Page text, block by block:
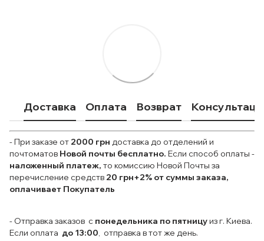
Доставка Оплата Возврат
- При заказе от 2000 грн доставка до отделений и
почтоматов Новой почты бесплатно. Если способ оплаты -
наложенный платеж, то комиссию Новой Почты за
перечисление средств 20 грн+2% от суммы заказа,
оплачивает Покупатель
- Отправка заказов с понедельника по пятницуиз г. Киева.
Если оплата до 13:00, отправка в тот же день.